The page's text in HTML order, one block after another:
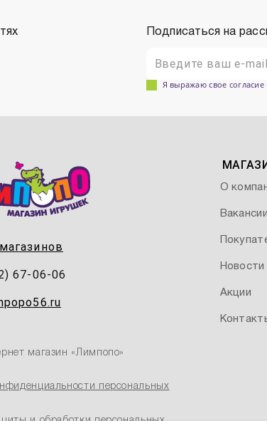
Подписаться на
Я выражаю свое
67-06-06
магазин «Лимпопо»
персональных
О
Вакансии
Новости
Акции